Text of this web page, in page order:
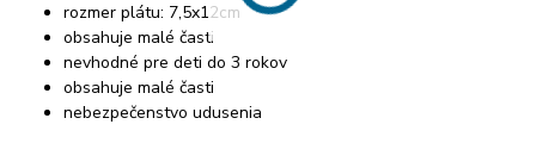
rozmer plátu: 7,5x12cm
obsahuje malé časti
nevhodné pre deti do 3 rokov
obsahuje malé časti
nebezpečenstvo udusenia